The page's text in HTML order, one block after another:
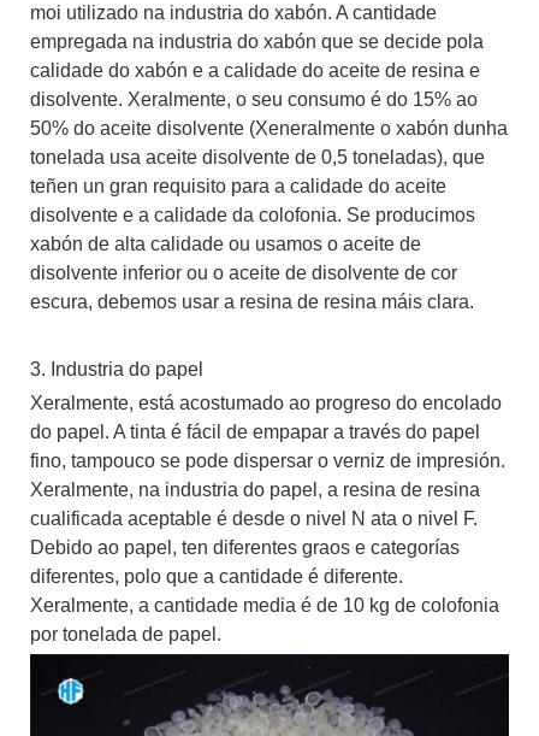
moi utilizado na industria do xabón. A cantidade
empregada na industria do xabón que se decide pola
calidade do xabón e a calidade do aceite de resina e
disolvente. Xeralmente, o seu consumo é do 15% ao
50% do aceite disolvente (Xeneralmente o xabón dunha
tonelada usa aceite disolvente de 0,5 toneladas), que
teñen un gran requisito para a calidade do aceite
disolvente e a calidade da colofonia. Se producimos
xabón de alta calidade ou usamos o aceite de
disolvente inferior ou o aceite de disolvente de cor
escura, debemos usar a resina de resina máis clara.
3. Industria do papel
Xeralmente, está acostumado ao progreso do encolado
do papel. A tinta é fácil de empapar a través do papel
fino, tampouco se pode dispersar o verniz de impresión.
Xeralmente, na industria do papel, a resina de resina
cualificada aceptable é desde o nivel N ata o nivel F.
Debido ao papel, ten diferentes graos e categorías
diferentes, polo que a cantidade é diferente.
Xeralmente, a cantidade media é de 10 kg de colofonia
por tonelada de papel.